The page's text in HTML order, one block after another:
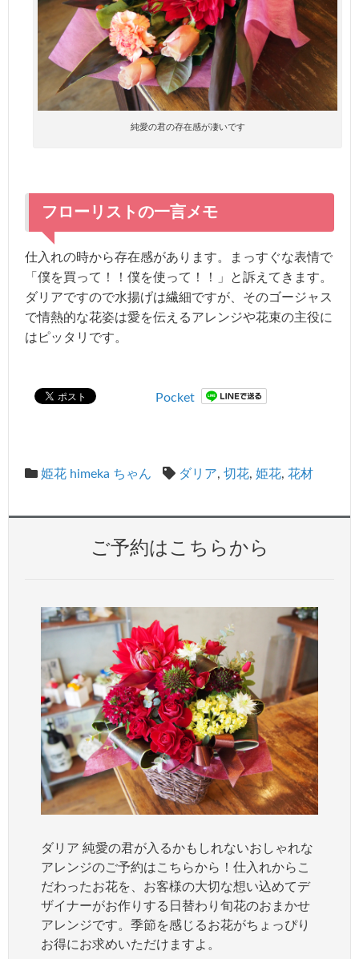
純愛の君の存在感が凄いです
フローリストの一言メモ
仕入れの時から存在感があります。まっすぐな表情で
「僕を買って！！僕を使って！！」と訴えてきます。
ダリアですので水揚げは繊細ですが、そのゴージャス
で情熱的な花姿は愛を伝えるアレンジや花束の主役に
はピッタリです。
Pocket
姫花 himeka ちゃん ダリア, 切花, 姫花, 花材
ご予約はこちらから
ダリア 純愛の君が入るかもしれないおしゃれな
アレンジのご予約はこちらから！仕入れからこ
だわったお花を、お客様の大切な想い込めてデ
ザイナーがお作りする日替わり旬花のおまかせ
アレンジです。季節を感じるお花がちょっぴり
お得にお求めいただけますよ。